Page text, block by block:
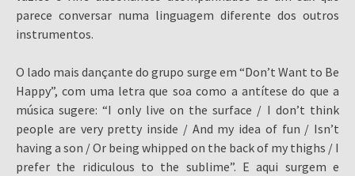
parece conversar numa linguagem diferente dos outros
instrumentos.
O lado mais dançante do grupo surge em “Don’t Want to Be
Happy”, com uma letra que soa como a antítese do que a
música sugere: “I only live on the surface / I don’t think
people are very pretty inside / And my idea of fun / Isn’t
having a son / Or being whipped on the back of my thighs / I
prefer the ridiculous to the sublime”. E aqui surgem e